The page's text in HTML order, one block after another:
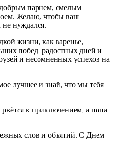
парнем, смелым
Желаю, чтобы ваш
не нуждался.
жизни, как варенье,
побед, радостных дней и
и несомненных успехов на
лучшее и знай, что мы тебя
рвётся к приключением, а попа
слов и объятий. С Днем